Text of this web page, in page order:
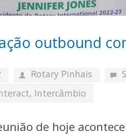
outbound
Rotary Pinhais
, Intercâmbio
de hoje